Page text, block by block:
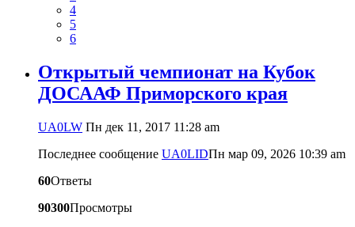
4
5
6
Открытый чемпионат на Кубок
ДОСААФ Приморского края
UA0LW Пн дек 11, 2017 11:28 am
Последнее сообщение UA0LIDПн мар 09, 2026 10:39 am
60Ответы
90300Просмотры